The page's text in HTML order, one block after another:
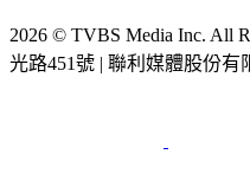
2026 © TVBS Media Inc. All
光路451號 | 聯利媒體股份有